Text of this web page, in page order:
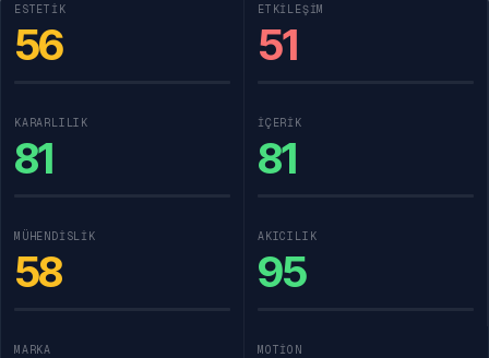
ESTETIK
56
ETKILEŞIM
51
KARARLILIK
81
İÇERIK
81
MÜHENDISLIK
58
AKICILIK
95
MARKA MOTION